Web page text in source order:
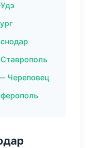
Череповец